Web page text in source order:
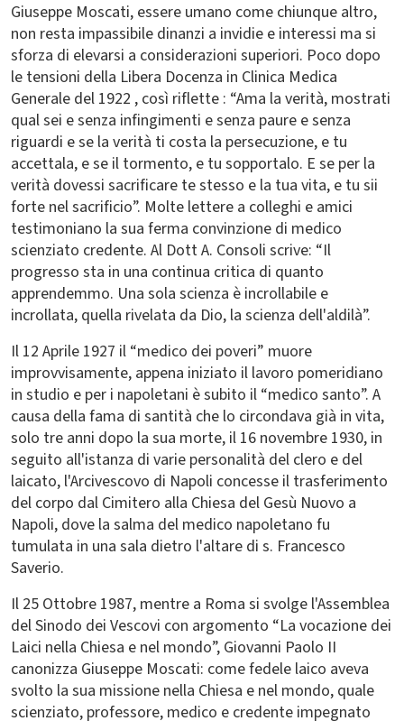
Giuseppe Moscati, essere umano come chiunque altro,
non resta impassibile dinanzi a invidie e interessi ma si
sforza di elevarsi a considerazioni superiori. Poco dopo
le tensioni della Libera Docenza in Clinica Medica
Generale del 1922 , così riflette : “Ama la verità, mostrati
qual sei e senza infingimenti e senza paure e senza
riguardi e se la verità ti costa la persecuzione, e tu
accettala, e se il tormento, e tu sopportalo. E se per la
verità dovessi sacrificare te stesso e la tua vita, e tu sii
forte nel sacrificio”. Molte lettere a colleghi e amici
testimoniano la sua ferma convinzione di medico
scienziato credente. Al Dott A. Consoli scrive: “Il
progresso sta in una continua critica di quanto
apprendemmo. Una sola scienza è incrollabile e
incrollata, quella rivelata da Dio, la scienza dell'aldilà”.
Il 12 Aprile 1927 il “medico dei poveri” muore
improvvisamente, appena iniziato il lavoro pomeridiano
in studio e per i napoletani è subito il “medico santo”. A
causa della fama di santità che lo circondava già in vita,
solo tre anni dopo la sua morte, il 16 novembre 1930, in
seguito all'istanza di varie personalità del clero e del
laicato, l'Arcivescovo di Napoli concesse il trasferimento
del corpo dal Cimitero alla Chiesa del Gesù Nuovo a
Napoli, dove la salma del medico napoletano fu
tumulata in una sala dietro l'altare di s. Francesco
Saverio.
Il 25 Ottobre 1987, mentre a Roma si svolge l'Assemblea
del Sinodo dei Vescovi con argomento “La vocazione dei
Laici nella Chiesa e nel mondo”, Giovanni Paolo II
canonizza Giuseppe Moscati: come fedele laico aveva
svolto la sua missione nella Chiesa e nel mondo, quale
scienziato, professore, medico e credente impegnato